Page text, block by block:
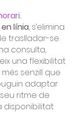
línia, s’elimina
traslladar-se
consulta,
una flexibilitat
senzill que
adaptar
ritme de
disponibilitat